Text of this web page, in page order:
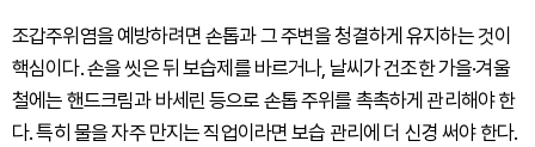
조갑주위염을 예방하려면 손톱과 그 주변을 청결하게 유지하는 것이
핵심이다. 손을 씻은 뒤 보습제를 바르거나, 날씨가 건조한 가을·겨울
철에는 핸드크림과 바세린 등으로 손톱 주위를 촉촉하게 관리해야 한
다. 특히 물을 자주 만지는 직업이라면 보습 관리에 더 신경 써야 한다.